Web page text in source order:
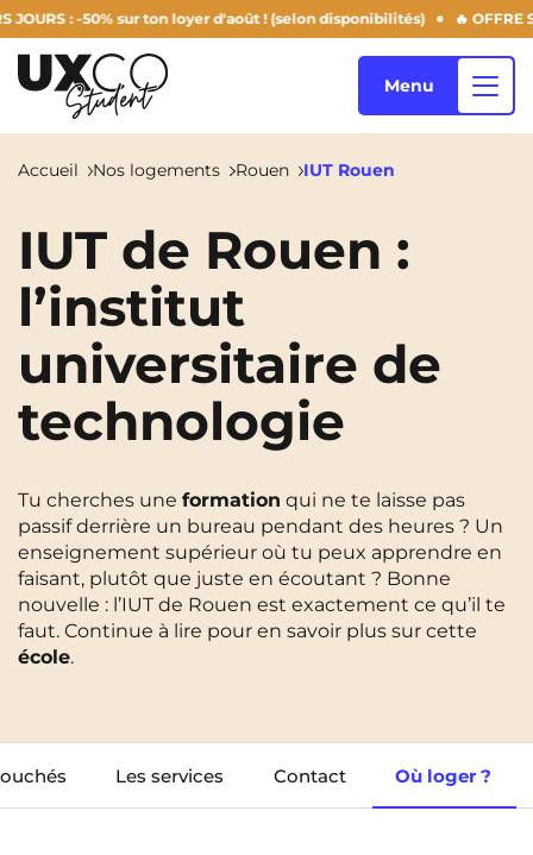
: -50% sur ton loyer d'août ! (selon disponibilités) 🔥 OFFRE
Nos logements
Annemasse
Aulnoy-Lez-Valenciennes Béziers
Bezons NEW! Blois
Brest Caen
Cergy-Pontoise Clermont-Ferrand
Chambéry NEW! Dijon
Gradignan
Lille Limoges
Qui sommes-nous ?
Blog
FR
FR
EN
Instagram
TikTokFacebookYouTubeLinkedIn
Menu
Accueil Nos logements Rouen IUT Rouen
IUT de Rouen :
l’institut
universitaire de
technologie
Tu cherches une formation qui ne te laisse pas
passif derrière un bureau pendant des heures ? Un
enseignement supérieur où tu peux apprendre en
faisant, plutôt que juste en écoutant ? Bonne
nouvelle : l’IUT de Rouen est exactement ce qu’il te
faut. Continue à lire pour en savoir plus sur cette
école.
Les services Contact Où loger ?